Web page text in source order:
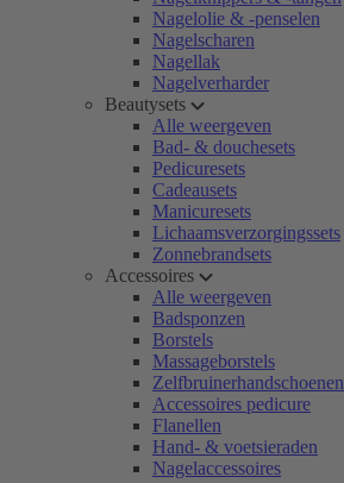
Nagelolie & -penselen
Nagelscharen
Nagellak
Nagelverharder
Beautysets
Alle weergeven
Bad- & douchesets
Pedicuresets
Cadeausets
Manicuresets
Lichaamsverzorgingssets
Zonnebrandsets
Accessoires
Alle weergeven
Badsponzen
Borstels
Massageborstels
Zelfbruinerhandschoenen
Accessoires pedicure
Flanellen
Hand- & voetsieraden
Nagelaccessoires